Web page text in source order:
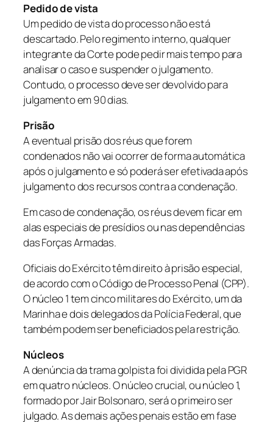
Pedido de vista
Um pedido de vista do processo não está
descartado. Pelo regimento interno, qualquer
integrante da Corte pode pedir mais tempo para
analisar o caso e suspender o julgamento.
Contudo, o processo deve ser devolvido para
julgamento em 90 dias.
Prisão
A eventual prisão dos réus que forem
condenados não vai ocorrer de forma automática
após o julgamento e só poderá ser efetivada após
julgamento dos recursos contra a condenação.
Em caso de condenação, os réus devem ficar em
alas especiais de presídios ou nas dependências
das Forças Armadas.
Oficiais do Exército têm direito à prisão especial,
de acordo com o Código de Processo Penal (CPP).
O núcleo 1 tem cinco militares do Exército, um da
Marinha e dois delegados da Polícia Federal, que
também podem ser beneficiados pela restrição.
Núcleos
A denúncia da trama golpista foi dividida pela PGR
em quatro núcleos. O núcleo crucial, ou núcleo 1,
formado por Jair Bolsonaro, será o primeiro ser
julgado. As demais ações penais estão em fase